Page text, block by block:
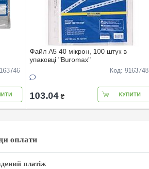
Файл А5 40 мікрон, 100 штук в
упаковці "Buromax"
Код: 9163748
103.04 ₴ КУПИТИ
оплати
платіж